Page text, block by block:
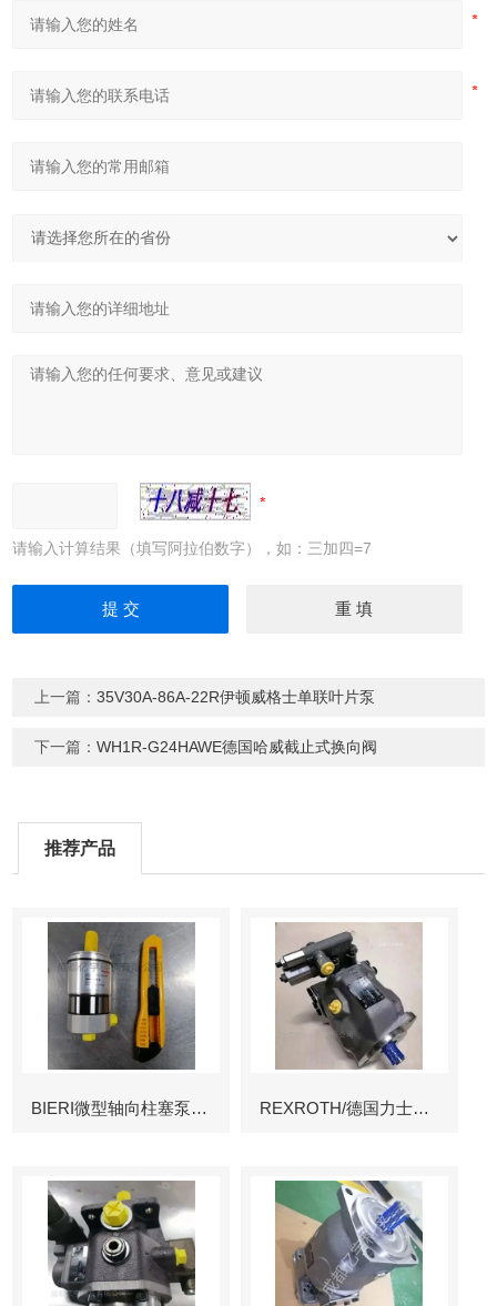
请输入计算结果（填写阿拉伯数字），如：三加四=7
上一篇：35V30A-86A-22R伊顿威格士单联叶片泵
下一篇：WH1R-G24HAWE德国哈威截止式换向阀
推荐产品
BIERI微型轴向柱塞泵AKP REXROTH/德国力士乐叶片泵